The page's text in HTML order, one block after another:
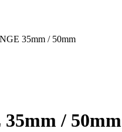
35mm / 50mm
/ 50mm